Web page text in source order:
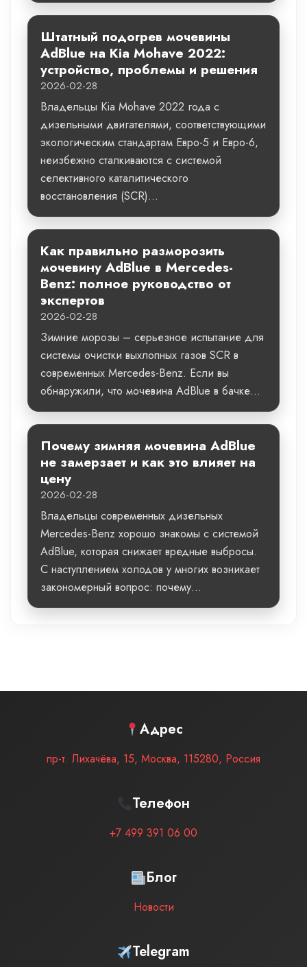
Штатный подогрев мочевины
AdBlue на Kia Mohave 2022:
устройство, проблемы и решения
2026-02-28
Владельцы Kia Mohave 2022 года с
дизельными двигателями, соответствующими
экологическим стандартам Евро-5 и Евро-6,
неизбежно сталкиваются с системой
селективного каталитического
восстановления (SCR)...
Как правильно разморозить
мочевину AdBlue в Mercedes-
Benz: полное руководство от
экспертов
2026-02-28
Зимние морозы – серьезное испытание для
системы очистки выхлопных газов SCR в
современных Mercedes-Benz. Если вы
обнаружили, что мочевина AdBlue в бачке...
Почему зимняя мочевина AdBlue
не замерзает и как это влияет на
цену
2026-02-28
Владельцы современных дизельных
Mercedes-Benz хорошо знакомы с системой
AdBlue, которая снижает вредные выбросы.
С наступлением холодов у многих возникает
закономерный вопрос: почему...
Адрес
пр-т. Лихачёва, 15, Москва, 115280, Россия
Телефон
+7 499 391 06 00
Блог
Новости
Telegram